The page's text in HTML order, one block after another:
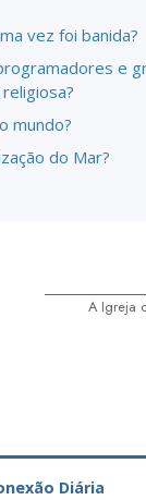
vez foi banida?
e
mundo?
do Mar?
A Igreja
Diária